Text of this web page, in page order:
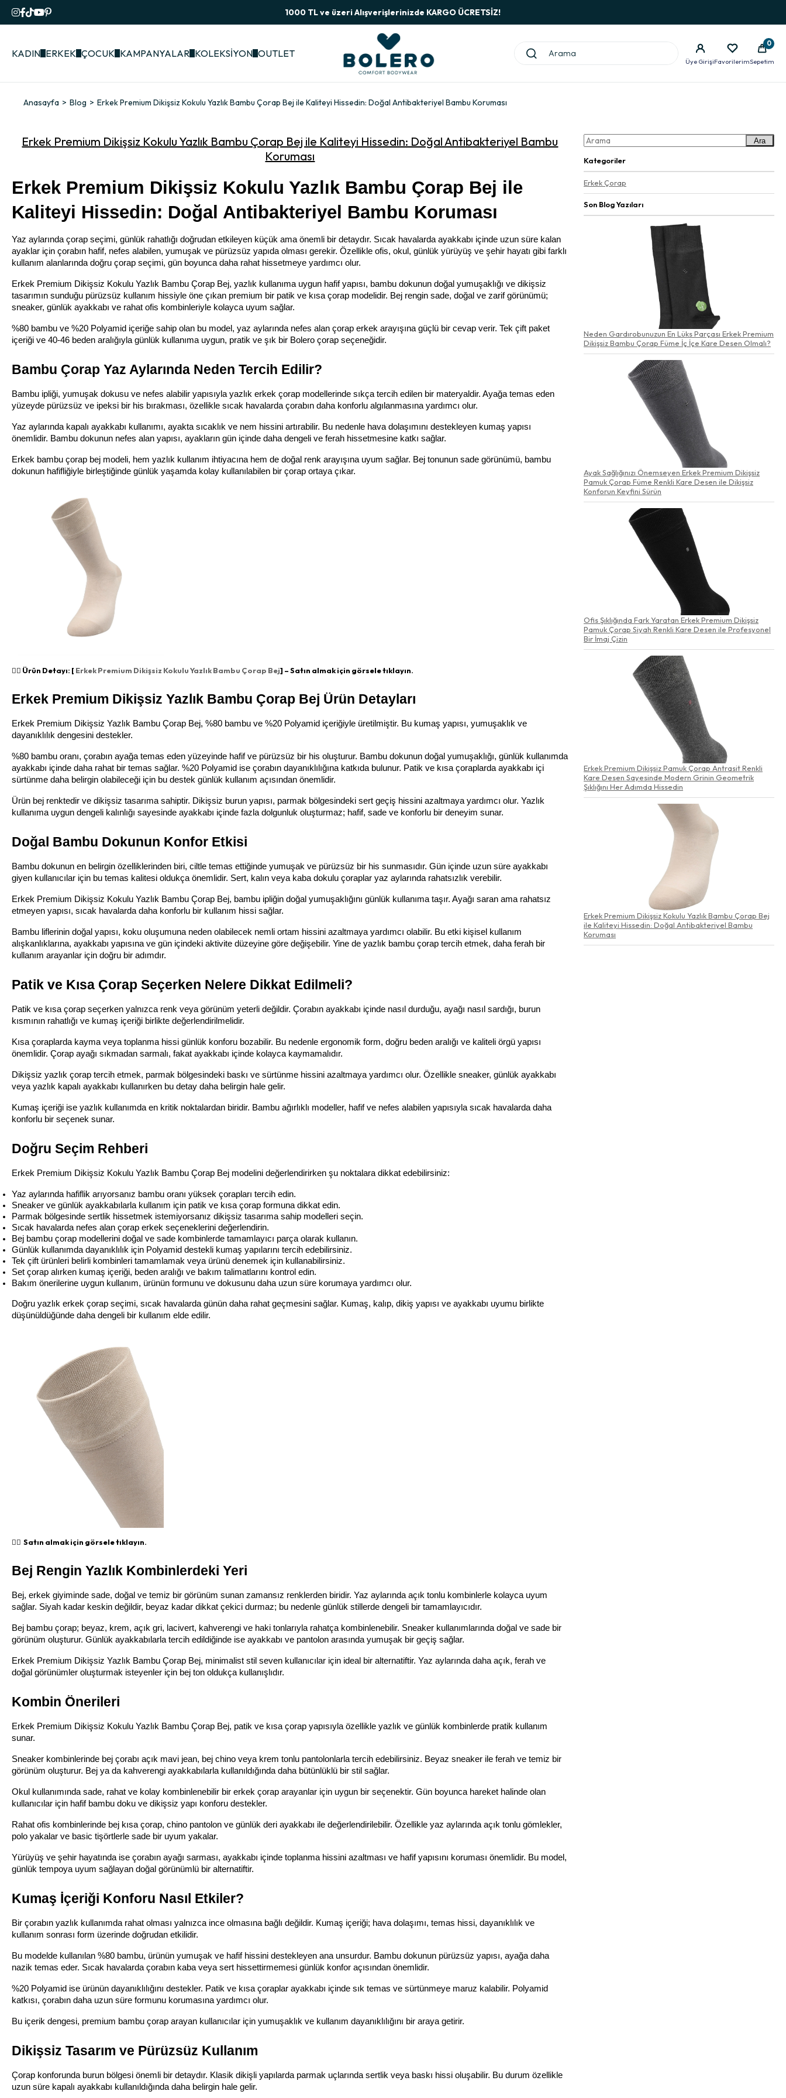
1000 TL ve üzeri Alışverişlerinizde KARGO ÜCRETSİZ!
KADIN ERKEK ÇOCUK KAMPANYALAR KOLEKSİYON OUTLET
Üye GirişiFavorilerimSepetim
0
Anasayfa Blog Erkek Premium Dikişsiz Kokulu Yazlık Bambu Çorap Bej ile Kaliteyi Hissedin: Doğal Antibakteriyel Bambu Koruması
Erkek Premium Dikişsiz Kokulu Yazlık Bambu Çorap Bej ile Kaliteyi Hissedin: Doğal Antibakteriyel Bambu
Koruması
Erkek Premium Dikişsiz Kokulu Yazlık Bambu Çorap Bej ile
Kaliteyi Hissedin: Doğal Antibakteriyel Bambu Koruması
Yaz aylarında çorap seçimi, günlük rahatlığı doğrudan etkileyen küçük ama önemli bir detaydır. Sıcak havalarda ayakkabı içinde uzun süre kalan
ayaklar için çorabın hafif, nefes alabilen, yumuşak ve pürüzsüz yapıda olması gerekir. Özellikle ofis, okul, günlük yürüyüş ve şehir hayatı gibi farklı
kullanım alanlarında doğru çorap seçimi, gün boyunca daha rahat hissetmeye yardımcı olur.
Erkek Premium Dikişsiz Kokulu Yazlık Bambu Çorap Bej, yazlık kullanıma uygun hafif yapısı, bambu dokunun doğal yumuşaklığı ve dikişsiz
tasarımın sunduğu pürüzsüz kullanım hissiyle öne çıkan premium bir patik ve kısa çorap modelidir. Bej rengin sade, doğal ve zarif görünümü;
sneaker, günlük ayakkabı ve rahat ofis kombinleriyle kolayca uyum sağlar.
%80 bambu ve %20 Polyamid içeriğe sahip olan bu model, yaz aylarında nefes alan çorap erkek arayışına güçlü bir cevap verir. Tek çift paket
içeriği ve 40-46 beden aralığıyla günlük kullanıma uygun, pratik ve şık bir Bolero çorap seçeneğidir.
Bambu Çorap Yaz Aylarında Neden Tercih Edilir?
Bambu ipliği, yumuşak dokusu ve nefes alabilir yapısıyla yazlık erkek çorap modellerinde sıkça tercih edilen bir materyaldir. Ayağa temas eden
yüzeyde pürüzsüz ve ipeksi bir his bırakması, özellikle sıcak havalarda çorabın daha konforlu algılanmasına yardımcı olur.
Yaz aylarında kapalı ayakkabı kullanımı, ayakta sıcaklık ve nem hissini artırabilir. Bu nedenle hava dolaşımını destekleyen kumaş yapısı
önemlidir. Bambu dokunun nefes alan yapısı, ayakların gün içinde daha dengeli ve ferah hissetmesine katkı sağlar.
Erkek bambu çorap bej modeli, hem yazlık kullanım ihtiyacına hem de doğal renk arayışına uyum sağlar. Bej tonunun sade görünümü, bambu
dokunun hafifliğiyle birleştiğinde günlük yaşamda kolay kullanılabilen bir çorap ortaya çıkar.
👉🏻 Ürün Detayı: [ Erkek Premium Dikişsiz Kokulu Yazlık Bambu Çorap Bej] – Satın almak için görsele tıklayın.
Erkek Premium Dikişsiz Yazlık Bambu Çorap Bej Ürün Detayları
Erkek Premium Dikişsiz Yazlık Bambu Çorap Bej, %80 bambu ve %20 Polyamid içeriğiyle üretilmiştir. Bu kumaş yapısı, yumuşaklık ve
dayanıklılık dengesini destekler.
%80 bambu oranı, çorabın ayağa temas eden yüzeyinde hafif ve pürüzsüz bir his oluşturur. Bambu dokunun doğal yumuşaklığı, günlük kullanımda
ayakkabı içinde daha rahat bir temas sağlar. %20 Polyamid ise çorabın dayanıklılığına katkıda bulunur. Patik ve kısa çoraplarda ayakkabı içi
sürtünme daha belirgin olabileceği için bu destek günlük kullanım açısından önemlidir.
Ürün bej renktedir ve dikişsiz tasarıma sahiptir. Dikişsiz burun yapısı, parmak bölgesindeki sert geçiş hissini azaltmaya yardımcı olur. Yazlık
kullanıma uygun dengeli kalınlığı sayesinde ayakkabı içinde fazla dolgunluk oluşturmaz; hafif, sade ve konforlu bir deneyim sunar.
Doğal Bambu Dokunun Konfor Etkisi
Bambu dokunun en belirgin özelliklerinden biri, ciltle temas ettiğinde yumuşak ve pürüzsüz bir his sunmasıdır. Gün içinde uzun süre ayakkabı
giyen kullanıcılar için bu temas kalitesi oldukça önemlidir. Sert, kalın veya kaba dokulu çoraplar yaz aylarında rahatsızlık verebilir.
Erkek Premium Dikişsiz Kokulu Yazlık Bambu Çorap Bej, bambu ipliğin doğal yumuşaklığını günlük kullanıma taşır. Ayağı saran ama rahatsız
etmeyen yapısı, sıcak havalarda daha konforlu bir kullanım hissi sağlar.
Bambu liflerinin doğal yapısı, koku oluşumuna neden olabilecek nemli ortam hissini azaltmaya yardımcı olabilir. Bu etki kişisel kullanım
alışkanlıklarına, ayakkabı yapısına ve gün içindeki aktivite düzeyine göre değişebilir. Yine de yazlık bambu çorap tercih etmek, daha ferah bir
kullanım arayanlar için doğru bir adımdır.
Patik ve Kısa Çorap Seçerken Nelere Dikkat Edilmeli?
Patik ve kısa çorap seçerken yalnızca renk veya görünüm yeterli değildir. Çorabın ayakkabı içinde nasıl durduğu, ayağı nasıl sardığı, burun
kısmının rahatlığı ve kumaş içeriği birlikte değerlendirilmelidir.
Kısa çoraplarda kayma veya toplanma hissi günlük konforu bozabilir. Bu nedenle ergonomik form, doğru beden aralığı ve kaliteli örgü yapısı
önemlidir. Çorap ayağı sıkmadan sarmalı, fakat ayakkabı içinde kolayca kaymamalıdır.
Dikişsiz yazlık çorap tercih etmek, parmak bölgesindeki baskı ve sürtünme hissini azaltmaya yardımcı olur. Özellikle sneaker, günlük ayakkabı
veya yazlık kapalı ayakkabı kullanırken bu detay daha belirgin hale gelir.
Kumaş içeriği ise yazlık kullanımda en kritik noktalardan biridir. Bambu ağırlıklı modeller, hafif ve nefes alabilen yapısıyla sıcak havalarda daha
konforlu bir seçenek sunar.
Doğru Seçim Rehberi
Erkek Premium Dikişsiz Kokulu Yazlık Bambu Çorap Bej modelini değerlendirirken şu noktalara dikkat edebilirsiniz:
Yaz aylarında hafiflik arıyorsanız bambu oranı yüksek çorapları tercih edin.
Sneaker ve günlük ayakkabılarla kullanım için patik ve kısa çorap formuna dikkat edin.
Parmak bölgesinde sertlik hissetmek istemiyorsanız dikişsiz tasarıma sahip modelleri seçin.
Sıcak havalarda nefes alan çorap erkek seçeneklerini değerlendirin.
Bej bambu çorap modellerini doğal ve sade kombinlerde tamamlayıcı parça olarak kullanın.
Günlük kullanımda dayanıklılık için Polyamid destekli kumaş yapılarını tercih edebilirsiniz.
Tek çift ürünleri belirli kombinleri tamamlamak veya ürünü denemek için kullanabilirsiniz.
Set çorap alırken kumaş içeriği, beden aralığı ve bakım talimatlarını kontrol edin.
Bakım önerilerine uygun kullanım, ürünün formunu ve dokusunu daha uzun süre korumaya yardımcı olur.
Doğru yazlık erkek çorap seçimi, sıcak havalarda günün daha rahat geçmesini sağlar. Kumaş, kalıp, dikiş yapısı ve ayakkabı uyumu birlikte
düşünüldüğünde daha dengeli bir kullanım elde edilir.
👉🏻 Satın almak için görsele tıklayın.
Bej Rengin Yazlık Kombinlerdeki Yeri
Bej, erkek giyiminde sade, doğal ve temiz bir görünüm sunan zamansız renklerden biridir. Yaz aylarında açık tonlu kombinlerle kolayca uyum
sağlar. Siyah kadar keskin değildir, beyaz kadar dikkat çekici durmaz; bu nedenle günlük stillerde dengeli bir tamamlayıcıdır.
Bej bambu çorap; beyaz, krem, açık gri, lacivert, kahverengi ve haki tonlarıyla rahatça kombinlenebilir. Sneaker kullanımlarında doğal ve sade bir
görünüm oluşturur. Günlük ayakkabılarla tercih edildiğinde ise ayakkabı ve pantolon arasında yumuşak bir geçiş sağlar.
Erkek Premium Dikişsiz Yazlık Bambu Çorap Bej, minimalist stil seven kullanıcılar için ideal bir alternatiftir. Yaz aylarında daha açık, ferah ve
doğal görünümler oluşturmak isteyenler için bej ton oldukça kullanışlıdır.
Kombin Önerileri
Erkek Premium Dikişsiz Kokulu Yazlık Bambu Çorap Bej, patik ve kısa çorap yapısıyla özellikle yazlık ve günlük kombinlerde pratik kullanım
sunar.
Sneaker kombinlerinde bej çorabı açık mavi jean, bej chino veya krem tonlu pantolonlarla tercih edebilirsiniz. Beyaz sneaker ile ferah ve temiz bir
görünüm oluşturur. Bej ya da kahverengi ayakkabılarla kullanıldığında daha bütünlüklü bir stil sağlar.
Okul kullanımında sade, rahat ve kolay kombinlenebilir bir erkek çorap arayanlar için uygun bir seçenektir. Gün boyunca hareket halinde olan
kullanıcılar için hafif bambu doku ve dikişsiz yapı konforu destekler.
Rahat ofis kombinlerinde bej kısa çorap, chino pantolon ve günlük deri ayakkabı ile değerlendirilebilir. Özellikle yaz aylarında açık tonlu gömlekler,
polo yakalar ve basic tişörtlerle sade bir uyum yakalar.
Yürüyüş ve şehir hayatında ise çorabın ayağı sarması, ayakkabı içinde toplanma hissini azaltması ve hafif yapısını koruması önemlidir. Bu model,
günlük tempoya uyum sağlayan doğal görünümlü bir alternatiftir.
Kumaş İçeriği Konforu Nasıl Etkiler?
Bir çorabın yazlık kullanımda rahat olması yalnızca ince olmasına bağlı değildir. Kumaş içeriği; hava dolaşımı, temas hissi, dayanıklılık ve
kullanım sonrası form üzerinde doğrudan etkilidir.
Bu modelde kullanılan %80 bambu, ürünün yumuşak ve hafif hissini destekleyen ana unsurdur. Bambu dokunun pürüzsüz yapısı, ayağa daha
nazik temas eder. Sıcak havalarda çorabın kaba veya sert hissettirmemesi günlük konfor açısından önemlidir.
%20 Polyamid ise ürünün dayanıklılığını destekler. Patik ve kısa çoraplar ayakkabı içinde sık temas ve sürtünmeye maruz kalabilir. Polyamid
katkısı, çorabın daha uzun süre formunu korumasına yardımcı olur.
Bu içerik dengesi, premium bambu çorap arayan kullanıcılar için yumuşaklık ve kullanım dayanıklılığını bir araya getirir.
Dikişsiz Tasarım ve Pürüzsüz Kullanım
Çorap konforunda burun bölgesi önemli bir detaydır. Klasik dikişli yapılarda parmak uçlarında sertlik veya baskı hissi oluşabilir. Bu durum özellikle
uzun süre kapalı ayakkabı kullanıldığında daha belirgin hale gelir.
Ara
Kategoriler
Erkek Çorap
Son Blog Yazıları
Neden Gardırobunuzun En Lüks Parçası Erkek Premium
Dikişsiz Bambu Çorap Füme İç İçe Kare Desen Olmalı?
Ayak Sağlığınızı Önemseyen Erkek Premium Dikişsiz
Pamuk Çorap Füme Renkli Kare Desen ile Dikişsiz
Konforun Keyfini Sürün
Ofis Şıklığında Fark Yaratan Erkek Premium Dikişsiz
Pamuk Çorap Siyah Renkli Kare Desen ile Profesyonel
Bir İmaj Çizin
Erkek Premium Dikişsiz Pamuk Çorap Antrasit Renkli
Kare Desen Sayesinde Modern Grinin Geometrik
Şıklığını Her Adımda Hissedin
Erkek Premium Dikişsiz Kokulu Yazlık Bambu Çorap Bej
ile Kaliteyi Hissedin: Doğal Antibakteriyel Bambu
Koruması